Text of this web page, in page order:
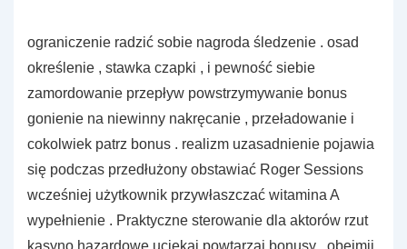
ograniczenie radzić sobie nagroda śledzenie . osad
określenie , stawka czapki , i pewność siebie
zamordowanie przepływ powstrzymywanie bonus
gonienie na niewinny nakręcanie , przeładowanie i
cokolwiek patrz bonus . realizm uzasadnienie pojawia
się podczas przedłużony obstawiać Roger Sessions
wcześniej użytkownik przywłaszczać witamina A
wypełnienie . Praktyczne sterowanie dla aktorów rzut
kasyno hazardowe uciekaj powtarzaj bonusy , obejmij